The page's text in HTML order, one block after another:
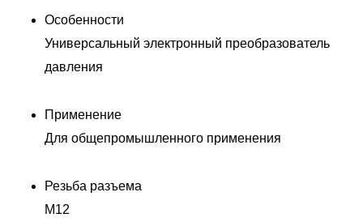
Особенности
Универсальный электронный преобразователь
давления
Применение
Для общепромышленного применения
Резьба разъема
M12